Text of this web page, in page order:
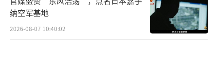
纳空军基地
2026-08-07 10:40:02